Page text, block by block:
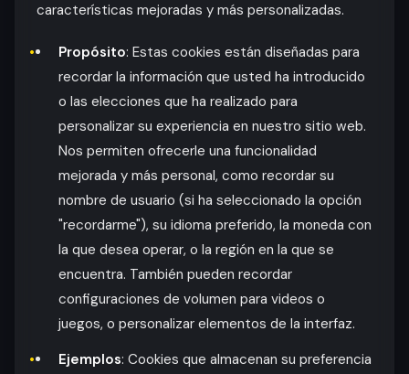
características mejoradas y más personalizadas.
Propósito: Estas cookies están diseñadas para
recordar la información que usted ha introducido
o las elecciones que ha realizado para
personalizar su experiencia en nuestro sitio web.
Nos permiten ofrecerle una funcionalidad
mejorada y más personal, como recordar su
nombre de usuario (si ha seleccionado la opción
"recordarme"), su idioma preferido, la moneda con
la que desea operar, o la región en la que se
encuentra. También pueden recordar
configuraciones de volumen para videos o
juegos, o personalizar elementos de la interfaz.
Ejemplos: Cookies que almacenan su preferencia